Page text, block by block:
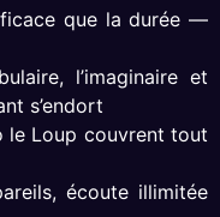
que la durée —
l’imaginaire et
s’endort
le Loup couvrent tout
écoute illimitée